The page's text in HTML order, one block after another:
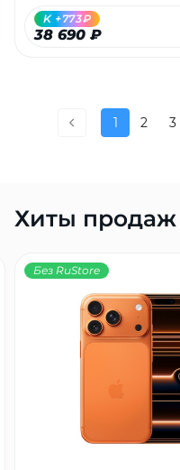
38 690 ₽
K +773₽
1 2 3
Хиты продаж
Без RuStore